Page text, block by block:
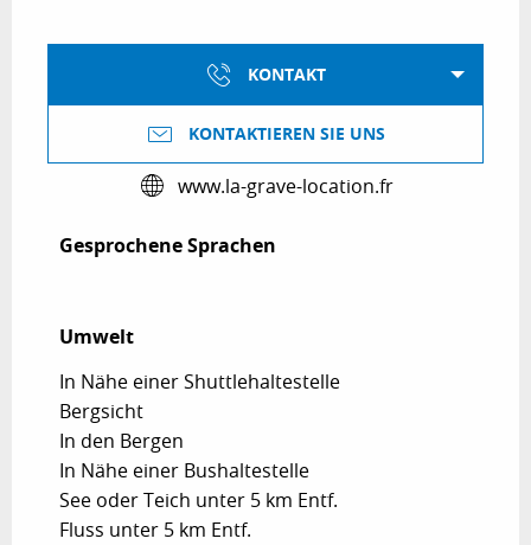
KONTAKT
KONTAKTIEREN SIE UNS
www.la-grave-location.fr
Gesprochene Sprachen
Gesprochene Sprachen
Umwelt
Umwelt
In Nähe einer Shuttlehaltestelle
Bergsicht
In den Bergen
In Nähe einer Bushaltestelle
See oder Teich unter 5 km Entf.
Fluss unter 5 km Entf.